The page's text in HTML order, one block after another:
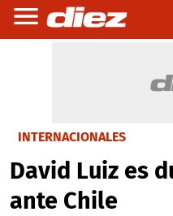
INTERNACIONALES
David Luiz es
ante Chile